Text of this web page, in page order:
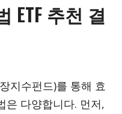
ETF 추천 결
지수펀드)를 통해 효
은 다양합니다. 먼저,